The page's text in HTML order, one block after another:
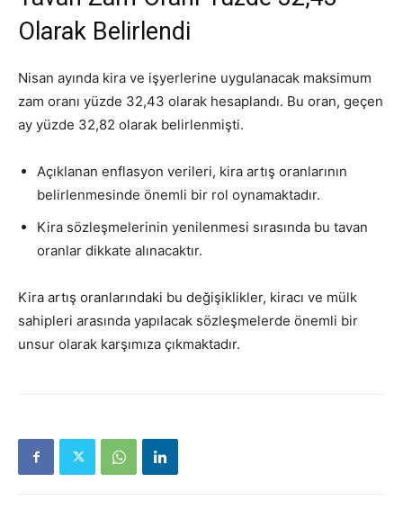
Olarak Belirlendi
Nisan ayında kira ve işyerlerine uygulanacak maksimum
zam oranı yüzde 32,43 olarak hesaplandı. Bu oran, geçen
ay yüzde 32,82 olarak belirlenmişti.
Açıklanan enflasyon verileri, kira artış oranlarının
belirlenmesinde önemli bir rol oynamaktadır.
Kira sözleşmelerinin yenilenmesi sırasında bu tavan
oranlar dikkate alınacaktır.
Kira artış oranlarındaki bu değişiklikler, kiracı ve mülk
sahipleri arasında yapılacak sözleşmelerde önemli bir
unsur olarak karşımıza çıkmaktadır.